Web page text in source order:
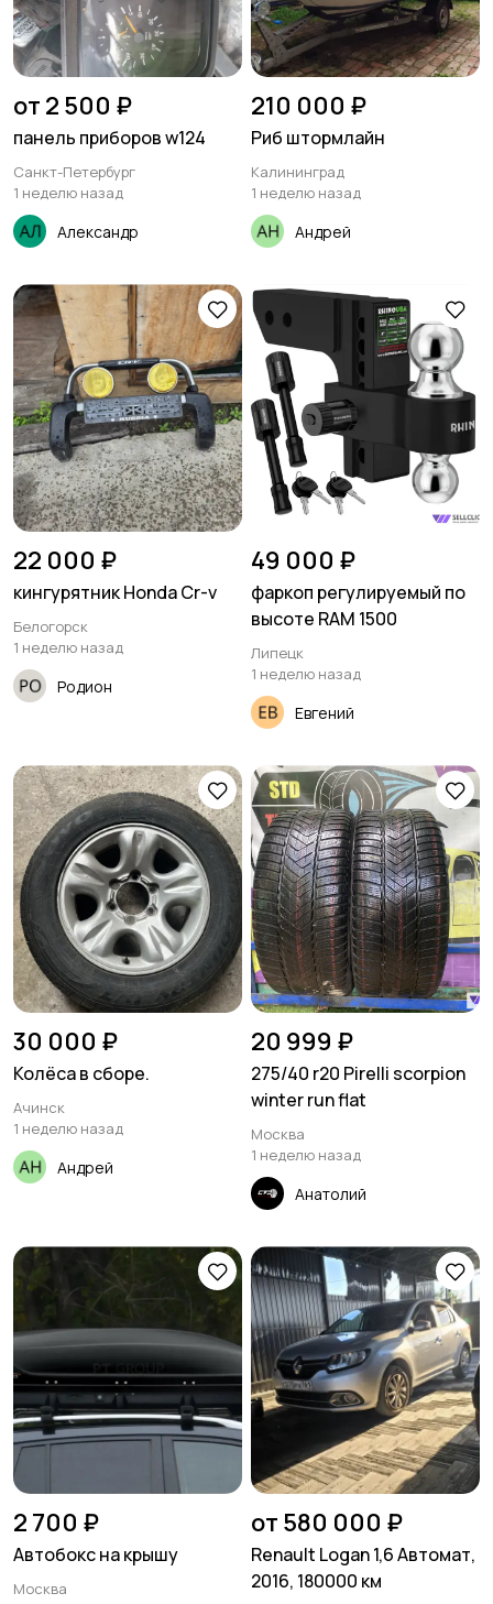
от 2 500 ₽
панель приборов w124
Санкт-Петербург
1 неделю назад
Александр
210 000 ₽
Риб штормлайн
Калининград
1 неделю назад
Андрей
22 000 ₽
кингурятник Honda Cr-v
Белогорск
1 неделю назад
Родион
49 000 ₽
фаркоп регулируемый по
высоте RAM 1500
Липецк
1 неделю назад
Евгений
30 000 ₽
Колёса в сборе.
Ачинск
1 неделю назад
Андрей
20 999 ₽
275/40 r20 Pirelli scorpion
winter run flat
Москва
1 неделю назад
Анатолий
2 700 ₽
Автобокс на крышу
Москва
от 580 000 ₽
Renault Logan 1,6 Автомат,
2016, 180000 км